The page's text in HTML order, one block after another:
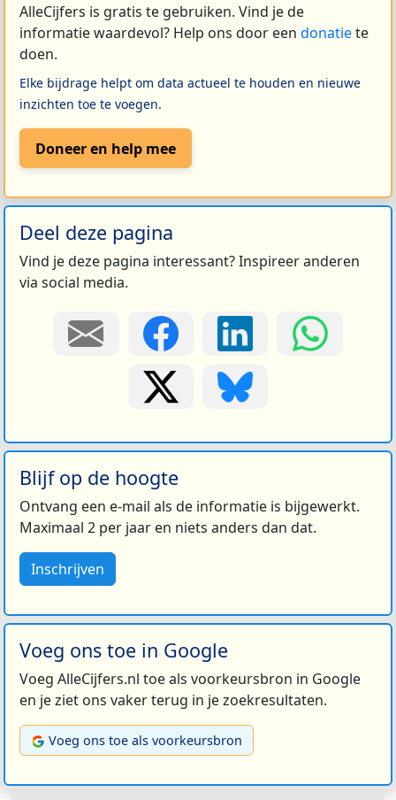
AlleCijfers is gratis te gebruiken. Vind je de
informatie waardevol? Help ons door een donatiete
doen.
Elke bijdrage helpt om data actueel te houden en nieuwe
inzichten toe te voegen.
Doneer en help mee
Deel deze pagina
Vind je deze pagina interessant? Inspireer anderen
via social media.
Blijf op de hoogte
Ontvang een e-mail als de informatie is bijgewerkt.
Maximaal 2 per jaar en niets anders dan dat.
Inschrijven
Voeg ons toe in Google
Voeg AlleCijfers.nl toe als voorkeursbron in Google
en je ziet ons vaker terug in je zoekresultaten.
Voeg ons toe als voorkeursbron